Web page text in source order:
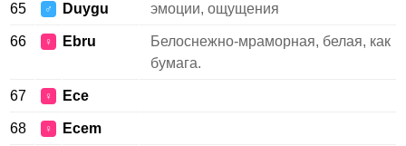
65 ♂ Duygu эмоции, ощущения
66 ♀ Ebru
Белоснежно-мраморная, белая, как
бумага.
67 ♀ Ece
68 ♀ Ecem